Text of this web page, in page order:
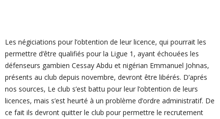
Les négiciations pour l’obtention de leur licence, qui pourrait les
permettre d’être qualifiés pour la Ligue 1, ayant échouées les
défenseurs gambien Cessay Abdu et nigérian Emmanuel Johnas,
présents au club depuis novembre, devront être libérés. D’aprés
nos sources, Le club s’est battu pour leur l’obtention de leurs
licences, mais s’est heurté à un problème d’ordre administratif. De
ce fait ils devront quitter le club pour permettre le recrutement